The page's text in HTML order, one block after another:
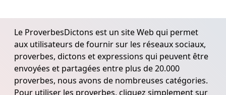
Le ProverbesDictons est un site Web qui permet
aux utilisateurs de fournir sur les réseaux sociaux,
proverbes, dictons et expressions qui peuvent être
envoyées et partagées entre plus de 20.000
proverbes, nous avons de nombreuses catégories.
Pour utiliser les proverbes, cliquez simplement sur